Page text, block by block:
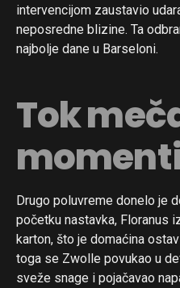
intervencijom zaustavio
neposredne blizine. Ta
najbolje dane u Barseloni.
Tok
Drugo poluvreme donelo je
početku nastavka, Floranus
karton, što je domaćina
toga se Zwolle povukao u
sveže snage i pojačavao